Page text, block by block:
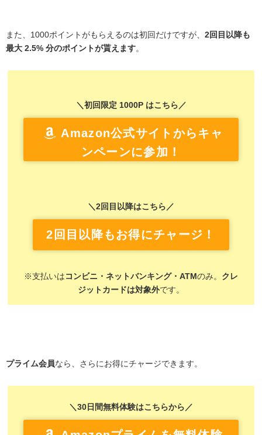
また、1000ポイントがもらえるのは初回だけですが、 2回目以降も
最大 2.5% 分のポイントが貰えます。
＼初回限定 1000P はこちら／
Amazon公式サイトからキャ
ンペーンに参加！
＼2回目以降はこちら／
2回目以降もお得にチャージ！
※支払いは コンビニ・ネットバンキング・ATMのみ。 クレ
ジットカードは対象外です。
プライム会員なら、さらにお得にチャージできます。
＼30日間無料体験はこちらから／